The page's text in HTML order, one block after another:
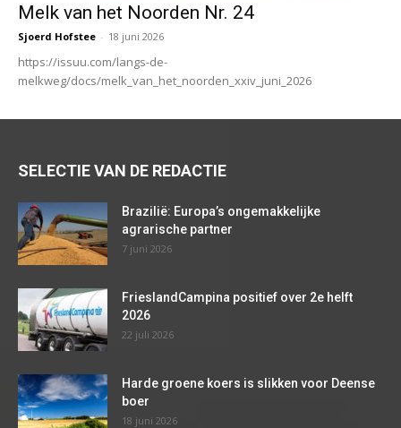
Melk van het Noorden Nr. 24
Sjoerd Hofstee - 18 juni 2026
https://issuu.com/langs-de-
melkweg/docs/melk_van_het_noorden_xxiv_juni_2026
SELECTIE VAN DE REDACTIE
Brazilië: Europa’s ongemakkelijke
agrarische partner
7 juni 2026
FrieslandCampina positief over 2e helft
2026
22 juli 2026
Harde groene koers is slikken voor Deense
boer
18 juni 2026